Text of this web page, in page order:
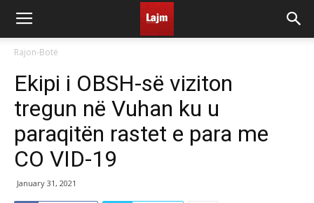
Rajon-Botë
Ekipi i OBSH-së viziton
tregun në Vuhan ku u
paraqitën rastet e para me
CO VID-19
January 31, 2021